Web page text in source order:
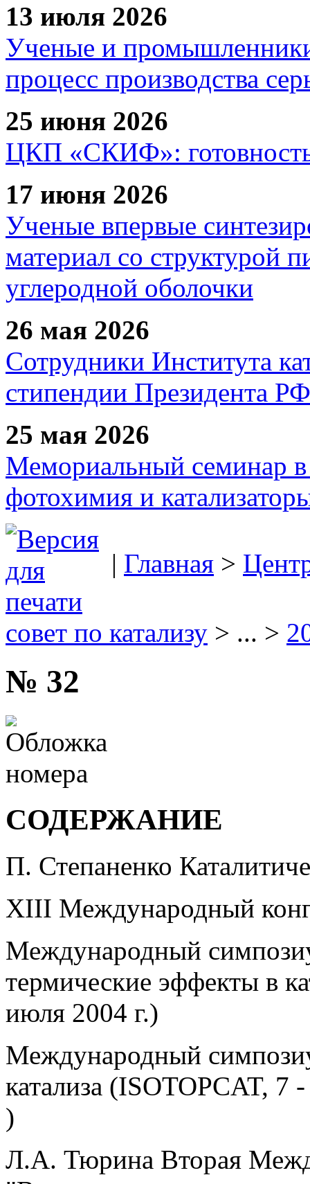
13 июля 2026
Ученые и
процесс производства
25 июня 2026
ЦКП «СКИФ»: готовность
17 июня 2026
Ученые впервые
материал со структурой
углеродной оболочки
26 мая 2026
Сотрудники Института
стипендии Президента РФ
25 мая 2026
Мемориальный семинар в
фотохимия и
| Главная >
совет по катализу > ... >
№ 32
СОДЕРЖАНИЕ
П. Степаненко
XIII Международный
Международный
термические эффекты в
июля 2004 г.)
Международный
катализа (ISOTOPCAT,
)
Л.А. Тюрина Вторая